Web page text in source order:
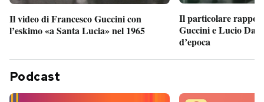
Il video di Francesco Guccini con
l’eskimo «a Santa Lucia» nel 1965
Il particolare
Guccini e Lucio
d’epoca
Podcast